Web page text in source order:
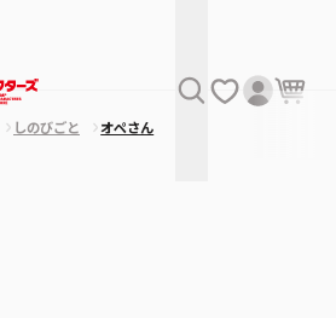
しのびごと オペさん